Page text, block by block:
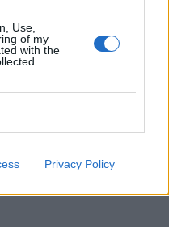
Use,
of my
with the
Privacy Policy